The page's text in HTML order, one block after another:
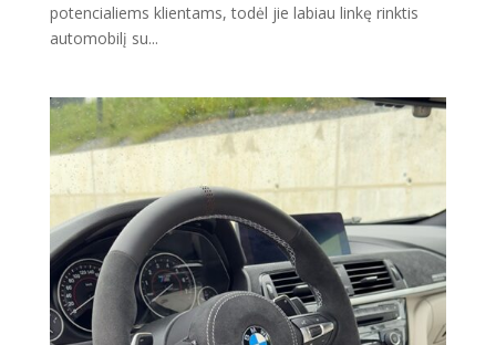
potencialiems klientams, todėl jie labiau linkę rinktis
automobilį su...